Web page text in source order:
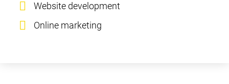
Website development
Online marketing